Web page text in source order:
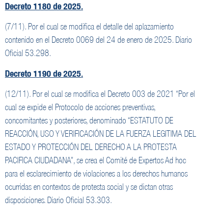
Decreto 1180 de 2025.
(7/11). Por el cual se modifica el detalle del aplazamiento
contenido en el Decreto 0069 del 24 de enero de 2025. Diario
Oficial 53.298.
Decreto 1190 de 2025.
(12/11). Por el cual se modifica el Decreto 003 de 2021 “Por el
cual se expide el Protocolo de acciones preventivas,
concomitantes y posteriores, denominado “ESTATUTO DE
REACCIÓN, USO Y VERIFICACIÓN DE LA FUERZA LEGITIMA DEL
ESTADO Y PROTECCIÓN DEL DERECHO A LA PROTESTA
PACIFICA CIUDADANA”, se crea el Comité de Expertos Ad hoc
para el esclarecimiento de violaciones a los derechos humanos
ocurridas en contextos de protesta social y se dictan otras
disposiciones. Diario Oficial 53.303.